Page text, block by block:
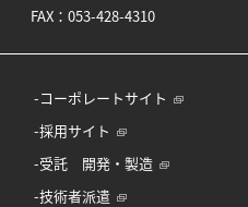
FAX：053-428-4310
コーポレートサイト
採用サイト
受託 開発・製造
技術者派遣